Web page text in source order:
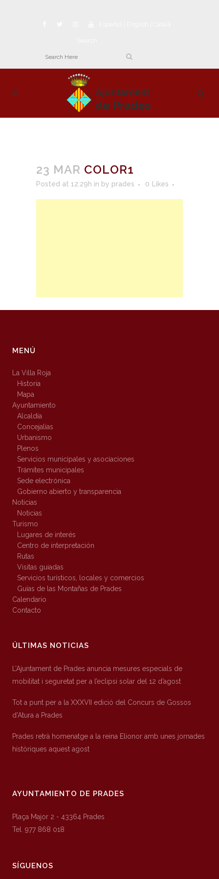
23 MAR COLOR1
Posted at 12:29h in by prades 0 Likes
MENÚ
La Villa Roja
Historia
Mapa
Ayuntamiento
Alcaldía
Concejalías
Urbanismo
Plenos
Servicios municipales y asociaciones
Trámites municipales
Sede electrónica
Gobierno abierto y transparencia
Noticias
Noticias
Turismo
Lugares de interés
Centro de interpretación
Rutas
Visitas guiadas
Servicios turísticos, locales y comercios
Guías de las Montañas de Prades
Calendario
Contacto
ÚLTIMAS NOTICIAS
L’Ajuntament de Prades anuncia mesures especials de
mobilitat i seguretat per a l’eclipsi solar del 12 d’agost
Tot a punt per a la XXXVII edició del Concurs de Gossos
d’Atura a Prades
Prades retrà homenatge a la reina Elionor amb unes jornades
històriques aquest agost
AYUNTAMIENTO DE PRADES
Plaça Major 2 - 43364 Prades
Tel. 977 868 018
SÍGUENOS